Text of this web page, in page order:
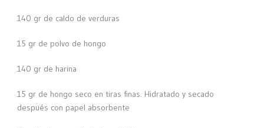
140 gr de caldo de verduras
15 gr de polvo de hongo
140 gr de harina
15 gr de hongo seco en tiras finas. Hidratado y secado
después con papel absorbente